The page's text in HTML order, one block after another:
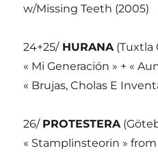
w/Missing Teeth (2005)
24+25/HURANA(Tuxtla
« Mi Generación » + «
« Brujas, Cholas E
26/ PROTESTERA
« Stamplinsteorin » from